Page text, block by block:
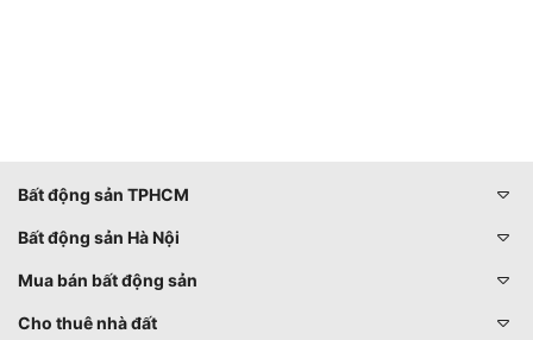
Bất động sản TPHCM
Bất động sản Hà Nội
Mua bán bất động sản
Cho thuê nhà đất